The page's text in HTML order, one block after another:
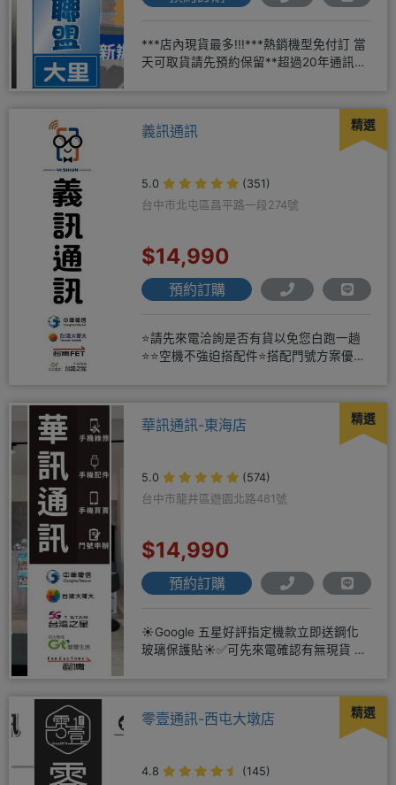
***店內現貨最多!!!***熱銷機型免付訂 當
天可取貨請先預約保留**超過20年通訊經
精選
義訊通訊
5.0
(351)
台中市北屯區昌平路一段274號
$14,990
預約訂購
⭐請先來電洽詢是否有貨以免您白跑一趟
⭐⭐空機不強迫搭配件⭐搭配門號方案優惠
精選
華訊通訊-東海店
5.0
(574)
台中市龍井區遊園北路481號
$14,990
預約訂購
☀️Google 五星好評指定機款立即送鋼化
玻璃保護貼☀️✅可先來電確認有無現貨 ☎️
精選
零壹通訊-西屯大墩店
4.8
(145)